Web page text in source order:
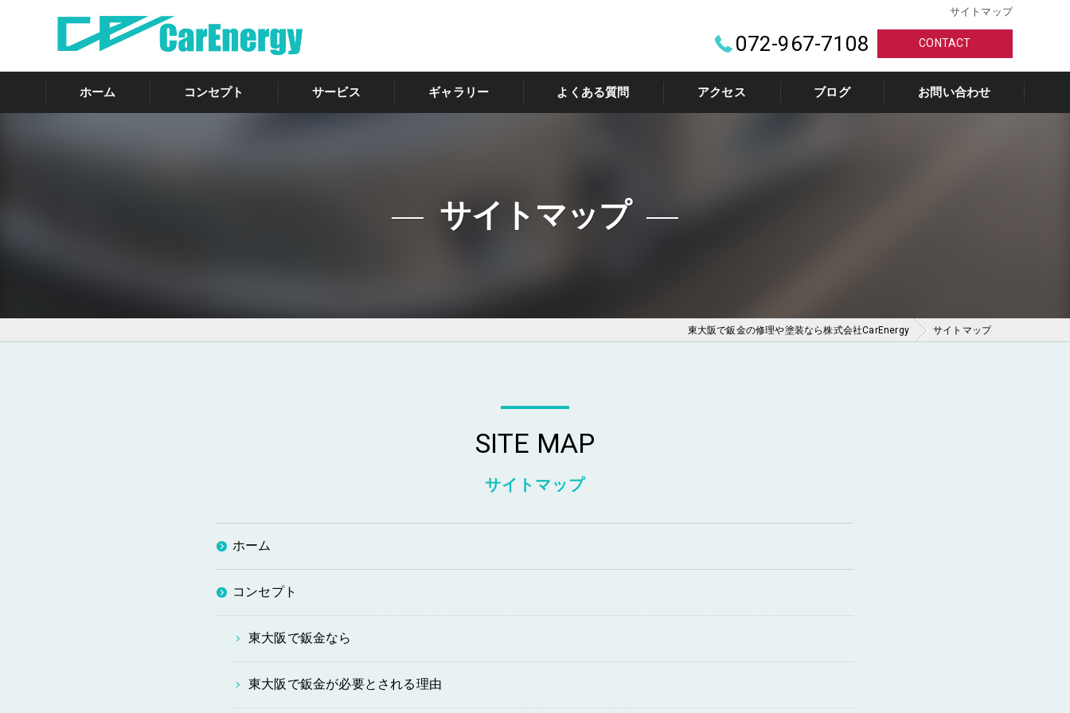
サイトマップ
072-967-7108 CONTACT
ホーム コンセプト サービス ギャラリー よくある質問 アクセス ブログ お問い合わせ
サイトマップ
東大阪で鈑金の修理や塗装なら株式会社CarEnergy サイトマップ
サイトマップ
SITE MAP
ホーム
コンセプト
東大阪で鈑金なら
東大阪で鈑金が必要とされる理由